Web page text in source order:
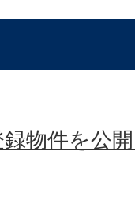
物件を公